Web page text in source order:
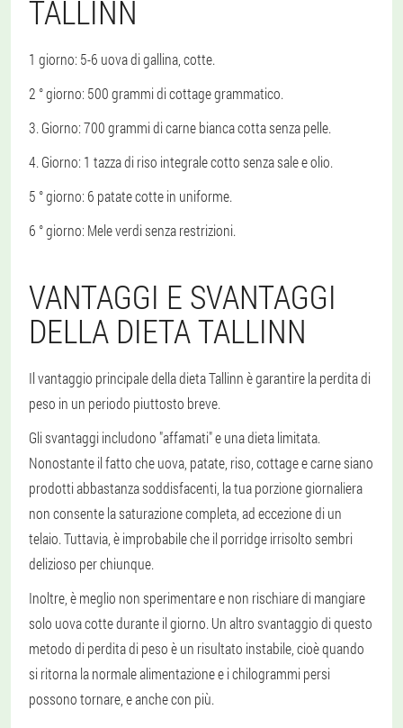
TALLINN
1 giorno: 5-6 uova di gallina, cotte.
2 ° giorno: 500 grammi di cottage grammatico.
3. Giorno: 700 grammi di carne bianca cotta senza pelle.
4. Giorno: 1 tazza di riso integrale cotto senza sale e olio.
5 ° giorno: 6 patate cotte in uniforme.
6 ° giorno: Mele verdi senza restrizioni.
VANTAGGI E SVANTAGGI
DELLA DIETA TALLINN
Il vantaggio principale della dieta Tallinn è garantire la perdita di
peso in un periodo piuttosto breve.
Gli svantaggi includono "affamati" e una dieta limitata.
Nonostante il fatto che uova, patate, riso, cottage e carne siano
prodotti abbastanza soddisfacenti, la tua porzione giornaliera
non consente la saturazione completa, ad eccezione di un
telaio. Tuttavia, è improbabile che il porridge irrisolto sembri
delizioso per chiunque.
Inoltre, è meglio non sperimentare e non rischiare di mangiare
solo uova cotte durante il giorno. Un altro svantaggio di questo
metodo di perdita di peso è un risultato instabile, cioè quando
si ritorna la normale alimentazione e i chilogrammi persi
possono tornare, e anche con più.